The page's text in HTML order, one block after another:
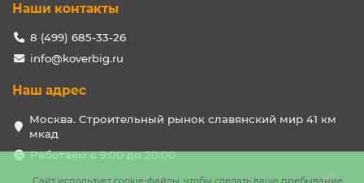
Сайт использует cookie-файлы, чтобы сделать ваше пребывание
Наши контакты
8 (499) 685-33-26
info@koverbig.ru
Наш адрес
Москва. Строительный рынок славянский мир 41 км
мкад
Работаем с 9:00 до 20:00